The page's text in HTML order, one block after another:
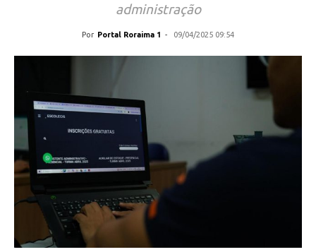
administração
Por Portal Roraima 1 - 09/04/2025 09:54